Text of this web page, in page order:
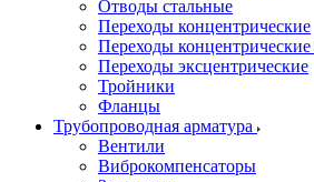
Отводы стальные
Переходы концентрические
Переходы
Переходы эксцентрические
Тройники
Фланцы
Трубопроводная арматура
Вентили
Виброкомпенсаторы